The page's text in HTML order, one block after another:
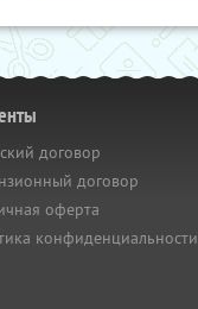
договор
договор
оферта
конфиденциальности